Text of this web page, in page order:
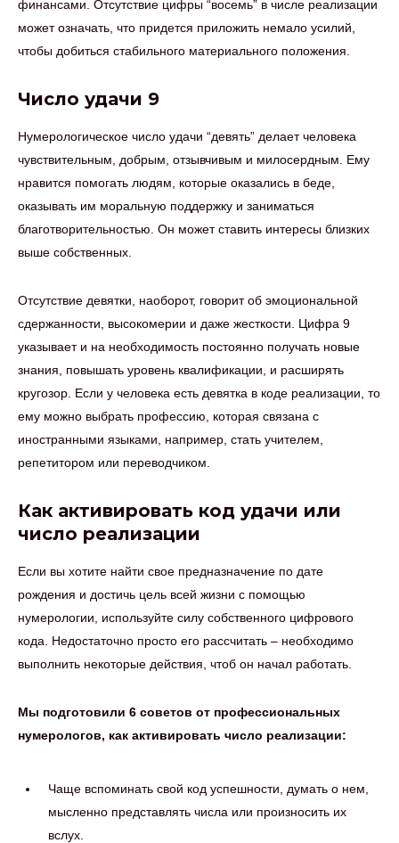
финансами. Отсутствие цифры “восемь” в числе реализации
может означать, что придется приложить немало усилий,
чтобы добиться стабильного материального положения.
Число удачи 9
Нумерологическое число удачи “девять” делает человека
чувствительным, добрым, отзывчивым и милосердным. Ему
нравится помогать людям, которые оказались в беде,
оказывать им моральную поддержку и заниматься
благотворительностью. Он может ставить интересы близких
выше собственных.
Отсутствие девятки, наоборот, говорит об эмоциональной
сдержанности, высокомерии и даже жесткости. Цифра 9
указывает и на необходимость постоянно получать новые
знания, повышать уровень квалификации, и расширять
кругозор. Если у человека есть девятка в коде реализации, то
ему можно выбрать профессию, которая связана с
иностранными языками, например, стать учителем,
репетитором или переводчиком.
Как активировать код удачи или
число реализации
Если вы хотите найти свое предназначение по дате
рождения и достичь цель всей жизни с помощью
нумерологии, используйте силу собственного цифрового
кода. Недостаточно просто его рассчитать – необходимо
выполнить некоторые действия, чтоб он начал работать.
Мы подготовили 6 советов от профессиональных
нумерологов, как активировать число реализации:
Чаще вспоминать свой код успешности, думать о нем,
мысленно представлять числа или произносить их
вслух.